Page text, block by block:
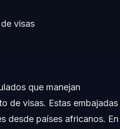
visas
que manejan
de visas. Estas embajadas
desde países africanos. En